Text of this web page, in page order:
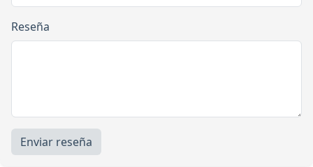
Reseña
Enviar reseña